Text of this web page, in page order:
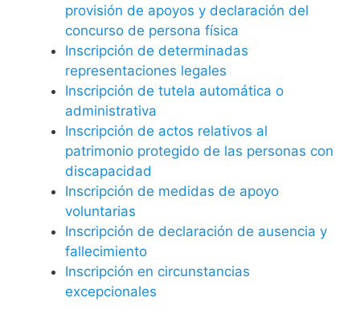
provisión de apoyos y declaración del
concurso de persona física
Inscripción de determinadas
representaciones legales
Inscripción de tutela automática o
administrativa
Inscripción de actos relativos al
patrimonio protegido de las personas con
discapacidad
Inscripción de medidas de apoyo
voluntarias
Inscripción de declaración de ausencia y
fallecimiento
Inscripción en circunstancias
excepcionales